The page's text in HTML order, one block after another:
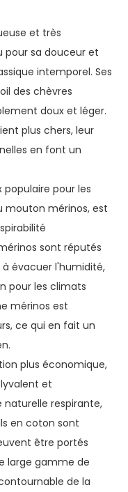
et très
pour sa douceur et
intemporel. Ses
des chèvres
doux et léger.
plus chers, leur
en font un
pour les
mouton mérinos, est
sont réputés
évacuer l'humidité,
pour les climats
mérinos est
ce qui en fait un
plus économique,
et
respirante,
en coton sont
être portés
large gamme de
de la